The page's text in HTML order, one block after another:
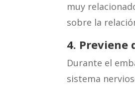
muy
sobre la
4. Previene
Durante el
sistema